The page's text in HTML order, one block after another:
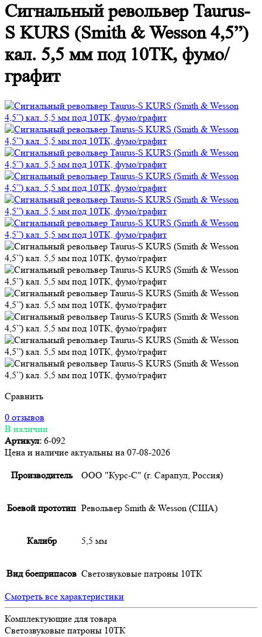
Сигнальный револьвер Taurus-
S KURS (Smith & Wesson 4,5”)
кал. 5,5 мм под 10ТК, фумо/
графит
Сравнить
0 отзывов
В наличии
Артикул: 6-092
Цена и наличие актуальны на 07-08-2026
Производитель ООО "Курс-С" (г. Сарапул, Россия)
Боевой прототип Револьвер Smith & Wesson (США)
Калибр 5,5 мм
Вид боеприпасов Светозвуковые патроны 10ТК
Смотреть все характеристики
Комплектующие для товара
Светозвуковые патроны 10ТК